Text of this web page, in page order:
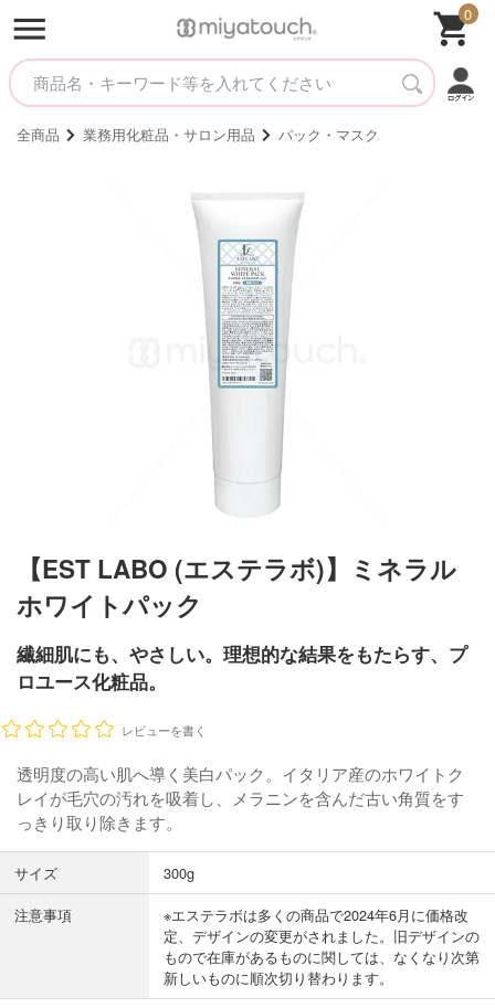
0
全商品 業務用化粧品・サロン用品 パック・マスク
【EST LABO (エステラボ)】ミネラル
ホワイトパック
繊細肌にも、やさしい。理想的な結果をもたらす、プ
ロユース化粧品。
レビューを書く
透明度の高い肌へ導く美白パック。イタリア産のホワイトク
レイが毛穴の汚れを吸着し、メラニンを含んだ古い角質をす
っきり取り除きます。
サイズ
300g
注意事項
※エステラボは多くの商品で2024年6月に価格改
定、デザインの変更がされました。旧デザインの
もので在庫があるものに関しては、なくなり次第
新しいものに順次切り替わります。